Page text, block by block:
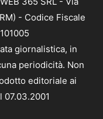
- Codice Fiscale
giornalistica, in
periodicità. Non
editoriale ai
07.03.2001